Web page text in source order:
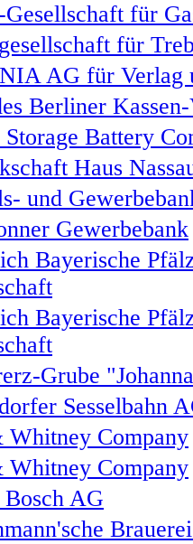
für
für
AG für Verlag
Berliner
Storage Battery
Haus
und
Gewerbebank
Bayerische
Bayerische
Grube
Sesselbahn
Whitney Company
Whitney Company
AG